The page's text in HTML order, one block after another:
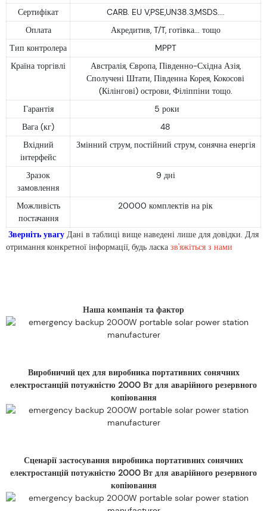
Сертифікат
CARB. EU V,PSE,UN38.3,MSDS....
Оплата
Акредитив, T/T, готівка... тощо
Тип контролера
MPPT
Країна торгівлі
Австралія, Європа, Південно-Східна Азія,
Сполучені Штати, Південна Корея, Кокосові
(Кілінгові) острови, Філіппіни тощо.
Гарантія
5 роки
Вага (кг)
48
Вхідний
інтерфейс
Змінний струм, постійний струм, сонячна енергія
Зразок
замовлення
9 дні
Можливість
постачання
20000 комплектів на рік
Зверніть увагу Дані в таблиці вище наведені лише для довідки. Для
отримання конкретної інформації, будь ласка зв'яжіться з нами
Наша компанія та фактор
Виробничий цех для виробника портативних сонячних
електростанцій потужністю 2000 Вт для аварійного резервного
копіювання
Сценарії застосування виробника портативних сонячних
електростанцій потужністю 2000 Вт для аварійного резервного
копіювання